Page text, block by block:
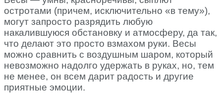
остротами (причем, исключительно «в тему»),
могут запросто разрядить любую
накалившуюся обстановку и атмосферу, да так,
что делают это просто взмахом руки. Весы
можно сравнить с воздушным шаром, который
невозможно надолго удержать в руках, но, тем
не менее, он всем дарит радость и другие
приятные эмоции.